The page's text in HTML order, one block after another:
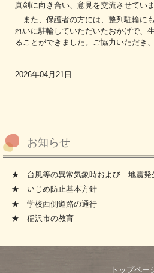
真剣に向き合い、意見を交流させていま
また、保護者の方には、整列駐輪に
れいに駐輪していただいたおかげで、
ることができました。ご協力いただき
2026年04月21日
お知らせ
★ 台風等の異常気象時および 地震発
★ いじめ防止基本方針
★ 学校西側道路の通行
★ 稲沢市の教育
トップペー